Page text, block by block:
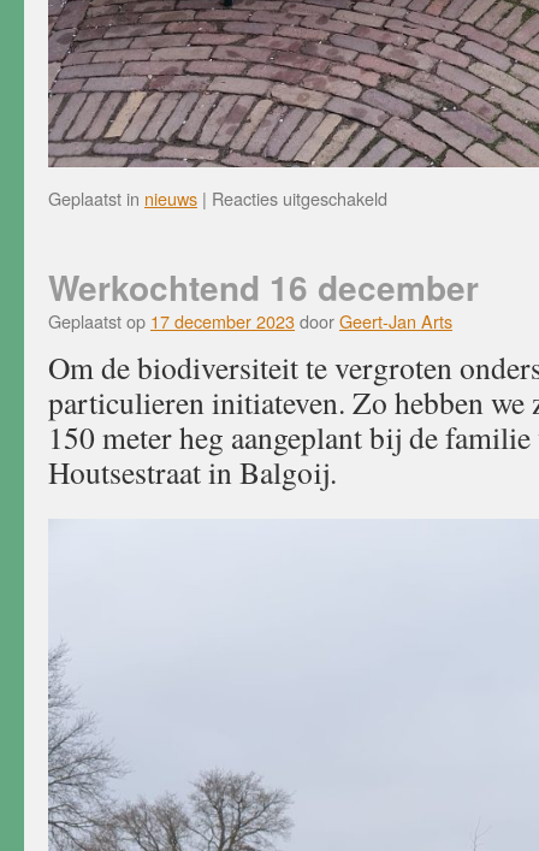
Geplaatst in nieuws | Reacties uitgeschakeld
Werkochtend 16 december
Geplaatst op 17 december 2023doorGeert-Jan Arts
Om de biodiversiteit te vergroten
particulieren initiateven. Zo hebben we
150 meter heg aangeplant bij de familie
Houtsestraat in Balgoij.